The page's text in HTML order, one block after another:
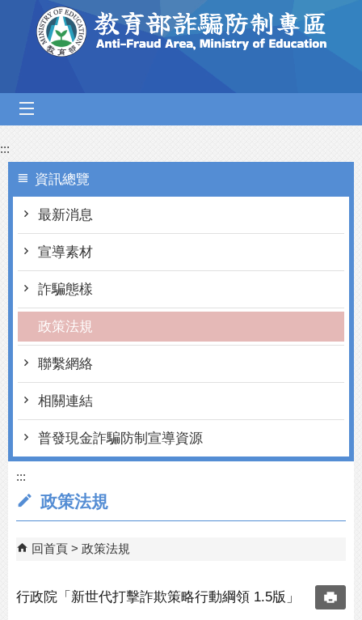
跳到主要內容區塊
:::
資訊總覽
最新消息
宣導素材
詐騙態樣
政策法規
聯繫網絡
相關連結
普發現金詐騙防制宣導資源
:::
政策法規
回首頁 政策法規
行政院「新世代打擊詐欺策略行動綱領 1.5版」